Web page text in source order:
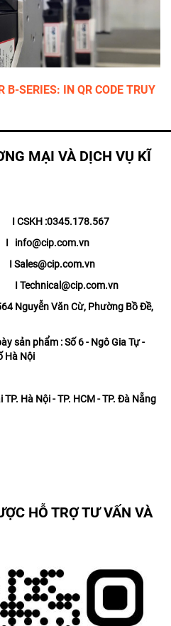
B-SERIES: IN QR CODE TRUY
MẠI VÀ DỊCH VỤ KĨ
CSKH :0345.178.567
I info@cip.com.vn
I Technical@cip.com.vn
Nguyễn Văn Cừ, Phường Bồ Đề,
sản phẩm : Số 6 - Ngô Gia Tự -
Hà Nội
Hà Nội - TP. HCM - TP. Đà Nẵng
HỖ TRỢ TƯ VẤN VÀ